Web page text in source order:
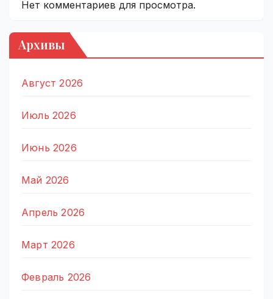
Нет комментариев для просмотра.
Архивы
Август 2026
Июль 2026
Июнь 2026
Май 2026
Апрель 2026
Март 2026
Февраль 2026